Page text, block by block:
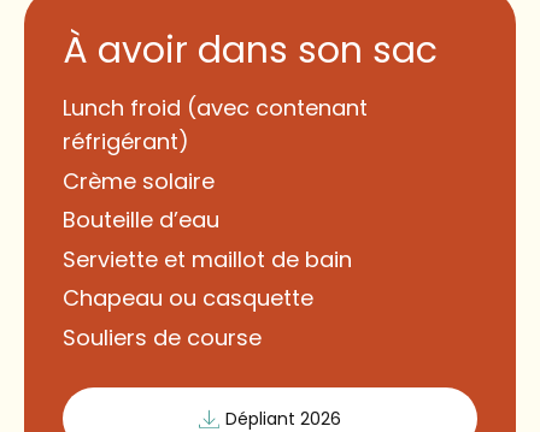
À avoir dans son sac
Lunch froid (avec contenant
réfrigérant)
Crème solaire
Bouteille d’eau
Serviette et maillot de bain
Chapeau ou casquette
Souliers de course
Dépliant 2026